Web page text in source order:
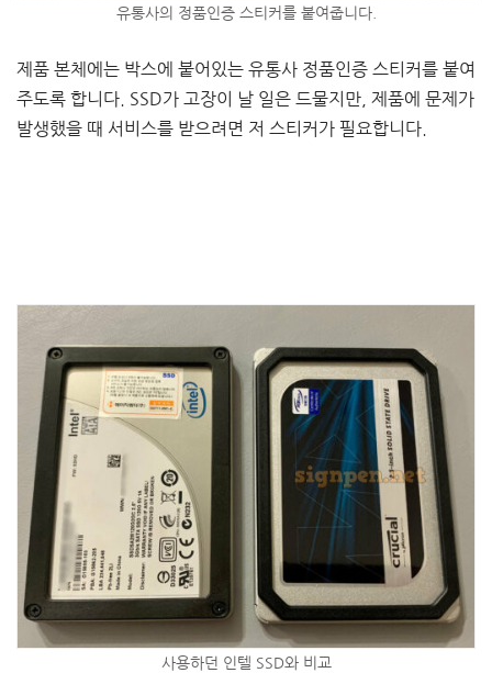
유통사의 정품인증 스티커를 붙여줍니다.
제품 본체에는 박스에 붙어있는 유통사 정품인증 스티커를 붙여
주도록 합니다. SSD가 고장이 날 일은 드물지만, 제품에 문제가
발생했을 때 서비스를 받으려면 저 스티커가 필요합니다.
사용하던 인텔 SSD와 비교